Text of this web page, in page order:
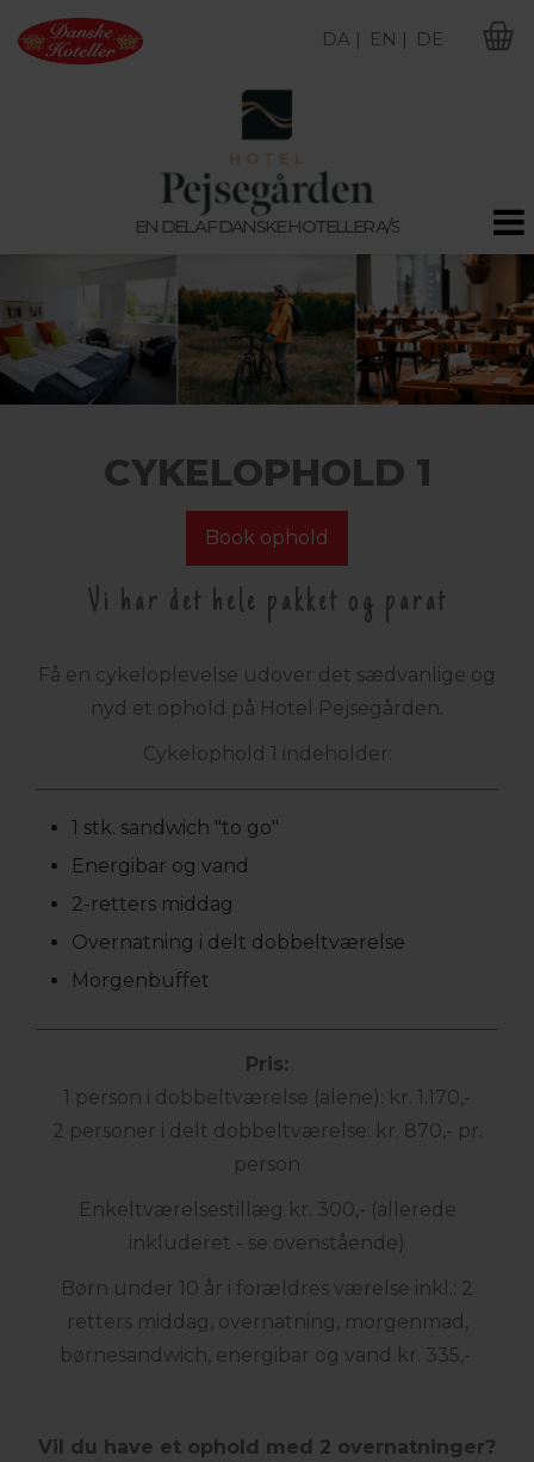
EN DEL AF DANSKE HOTELLER A/S
DA | EN | DE
CYKELOPHOLD 1
Book ophold
Vi har det hele pakket og parat
Få en cykeloplevelse udover det sædvanlige og
nyd et ophold på Hotel Pejsegården.
Cykelophold 1 indeholder:
1 stk. sandwich "to go"
Energibar og vand
2-retters middag
Overnatning i delt dobbeltværelse
Morgenbuffet
Pris:
1 person i dobbeltværelse (alene): kr. 1.170,-
2 personer i delt dobbeltværelse: kr. 870,- pr.
person
Enkeltværelsestillæg kr. 300,- (allerede
inkluderet - se ovenstående)
Børn under 10 år i forældres værelse inkl.: 2
retters middag, overnatning, morgenmad,
børnesandwich, energibar og vand kr. 335,-
Vil du have et ophold med 2 overnatninger?